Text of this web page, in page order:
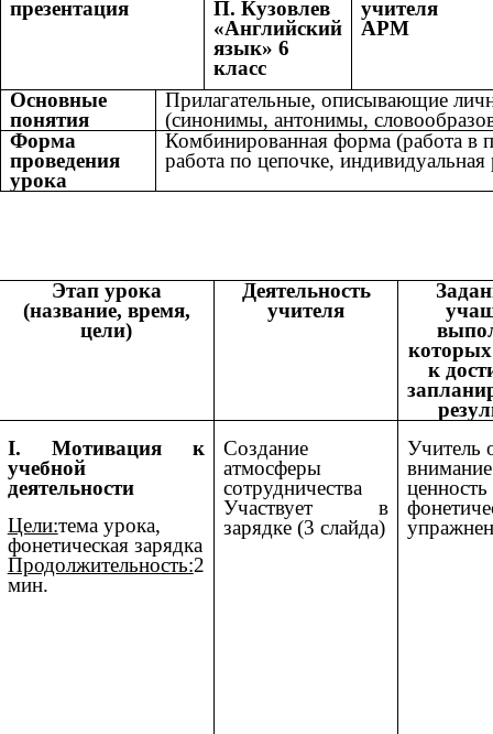
презентация
П. Кузовлев
«Английский
язык» 6
класс
учителя
АРМ
Основные
понятия
Прилагательные, описывающие
(синонимы, антонимы,
Форма
проведения
урока
Комбинированная форма (работа в
работа по цепочке, индивидуальная
Этап урока
(название, время,
цели)
Деятельность
учителя
которых
к
I. Мотивация к
учебной
деятельности
Цели:тема урока,
фонетическая зарядка
Продолжительность:2
мин.
Создание
атмосферы
сотрудничества
Участвует в
зарядке (3 слайда)
Учитель
ценность